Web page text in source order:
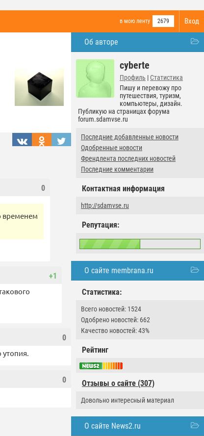
Вход
в мою ленту 2679
Об авторе
cyberte
Профиль | Статистика
Пишу и перевожу про
путешествия, туризм,
компьютеры, дизайн.
Публикую на страницах форума
forum.sdamvse.ru
Последние добавленные новости
Одобренные новости
Френдлента последних новостей
Последние комментарии
Контактная информация
http://sdamvse.ru
Репутация:
О сайте membrana.ru
Статистика:
Всего новостей: 1524
Одобрено новостей: 662
Качество новостей: 43%
Рейтинг
Отзывы о сайте (307)
Довольно интересный материал
О сайте News2.ru
0
временем
+1
0
утопия.
0